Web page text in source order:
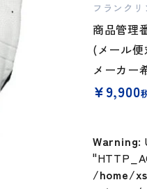
フランクリ
商品管理
(メール
メーカー
¥9,900
Warning:
/home/